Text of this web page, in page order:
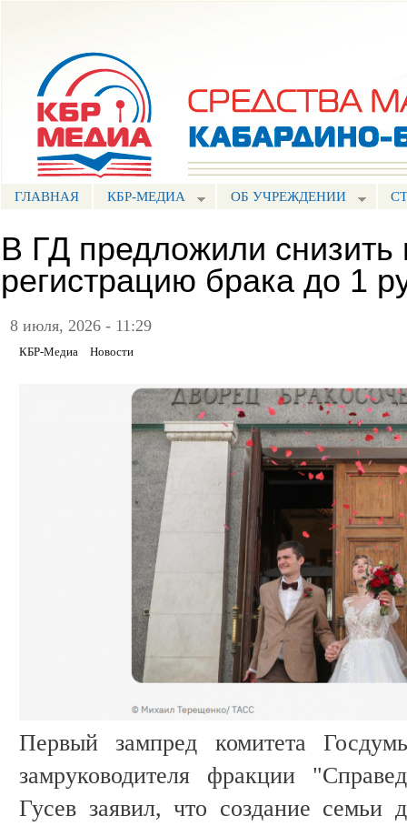
ГЛАВНАЯ КБР-МЕДИА ОБ УЧРЕЖДЕНИИ
В ГД предложили снизить
регистрацию брака до 1
8 июля, 2026 - 11:29
КБР-Медиа Новости
Первый зампред комитета
замруководителя фракции
Гусев заявил, что создание семьи